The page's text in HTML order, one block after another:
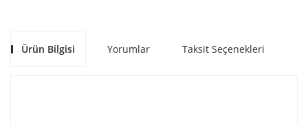
Ürün Bilgisi Yorumlar Taksit Seçenekleri